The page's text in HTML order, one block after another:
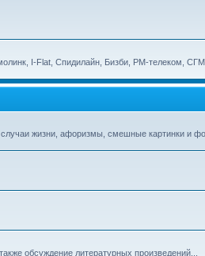
I-Flat, Спидилайн, Бизби, РМ-телеком,
жизни, афоризмы, смешные картинки и
обсуждение литературных произведений...